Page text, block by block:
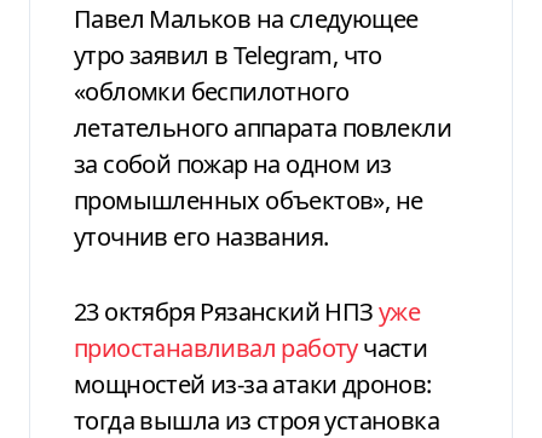
Павел Мальков на следующее
утро заявил в Telegram, что
«обломки беспилотного
летательного аппарата повлекли
за собой пожар на одном из
промышленных объектов», не
уточнив его названия.
23 октября Рязанский НПЗуже
приостанавливал работучасти
мощностей из-за атаки дронов:
тогда вышла из строя установка